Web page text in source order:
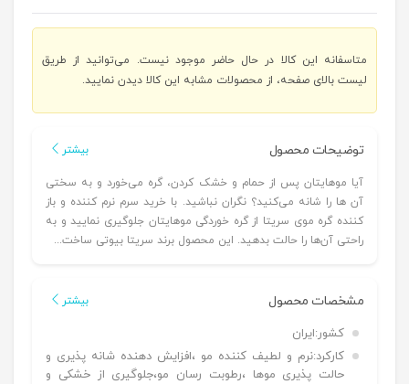
متاسفانه این کالا در حال حاضر موجود نیست. می‌توانید از طریق
لیست بالای صفحه، از محصولات مشابه این کالا دیدن نمایید.
توضیحات محصول بیشتر
آیا موهایتان پس از حمام و خشک کردن، گره می‌خورد و به سختی
آن ها را شانه می‌کنید؟ نگران نباشید. با خرید سرم نرم کننده و باز
کننده گره موی سریتا از گره خوردگی موهایتان جلوگیری نمایید و به
راحتی آن‌ها را حالت بدهید. این محصول برند سریتا بیوتی ساخت...
مشخصات محصول بیشتر
کشور:ایران
کارکرد:نرم و لطیف کننده مو ،افزایش دهنده شانه پذیری و
حالت پذیری موها ،رطوبت رسان مو،جلوگیری از خشکی و